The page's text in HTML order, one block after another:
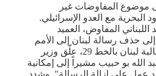
موضوع المفاوضات غير
البحرية مع العدو الإسرائيلي.
المفاوض، العميد
إلى حذف رسالة لبنان إلى الأمم
المتحدة، التي تؤكد مطالبة لبنان بالخط 29، علّق وزير
الله بو حبيب مشيراً إلى إمكانية
عمل على إزالة الرسالة". وشدد